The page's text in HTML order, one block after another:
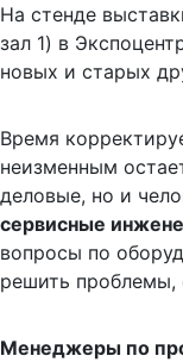
На стенде
зал 1) в
новых и старых
Время
неизменным
деловые, но и
сервисные
вопросы по
решить проблемы,
Менеджеры по